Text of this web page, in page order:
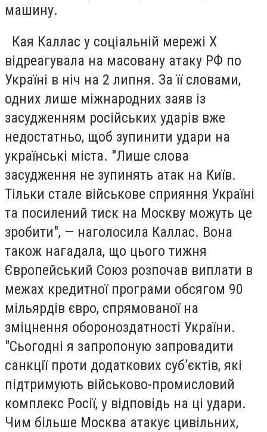
машину.
Кая Каллас у соціальній мережі X
відреагувала на масовану атаку РФ по
Україні в ніч на 2 липня. За її словами,
одних лише міжнародних заяв із
засудженням російських ударів вже
недостатньо, щоб зупинити удари на
українські міста. "Лише слова
засудження не зупинять атак на Київ.
Тільки стале військове сприяння Україні
та посилений тиск на Москву можуть це
зробити", — наголосила Каллас. Вона
також нагадала, що цього тижня
Європейський Союз розпочав виплати в
межах кредитної програми обсягом 90
мільярдів євро, спрямованої на
зміцнення обороноздатності України.
"Сьогодні я запропоную запровадити
санкції проти додаткових суб’єктів, які
підтримують військово-промисловий
комплекс Росії, у відповідь на ці удари.
Чим більше Москва атакує цивільних,